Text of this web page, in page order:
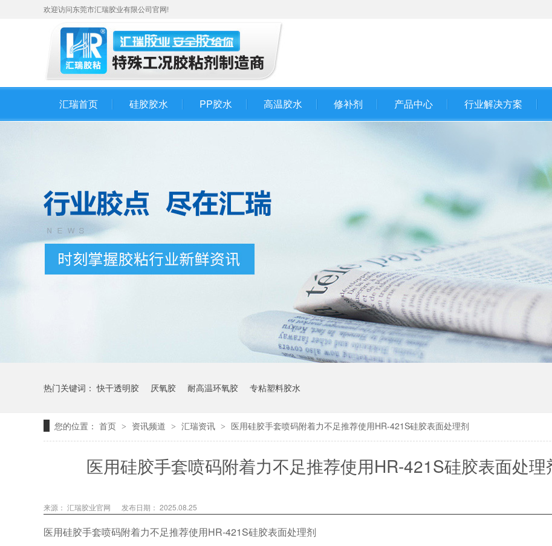
欢迎访问东莞市汇瑞胶业有限公司官网!
汇瑞首页 硅胶胶水 PP胶水 高温胶水 修补剂 产品中心 行业解决方案
热门关键词：快干透明胶 厌氧胶 耐高温环氧胶 专粘塑料胶水
您的位置： 首页 > 资讯频道 > 汇瑞资讯 > 医用硅胶手套喷码附着力不足推荐使用HR-421S硅胶表面处理剂
医用硅胶手套喷码附着力不足推荐使用HR-421S硅胶表面处理
来源： 汇瑞胶业官网 发布日期： 2025.08.25
医用硅胶手套喷码附着力不足推荐使用HR-421S硅胶表面处理剂